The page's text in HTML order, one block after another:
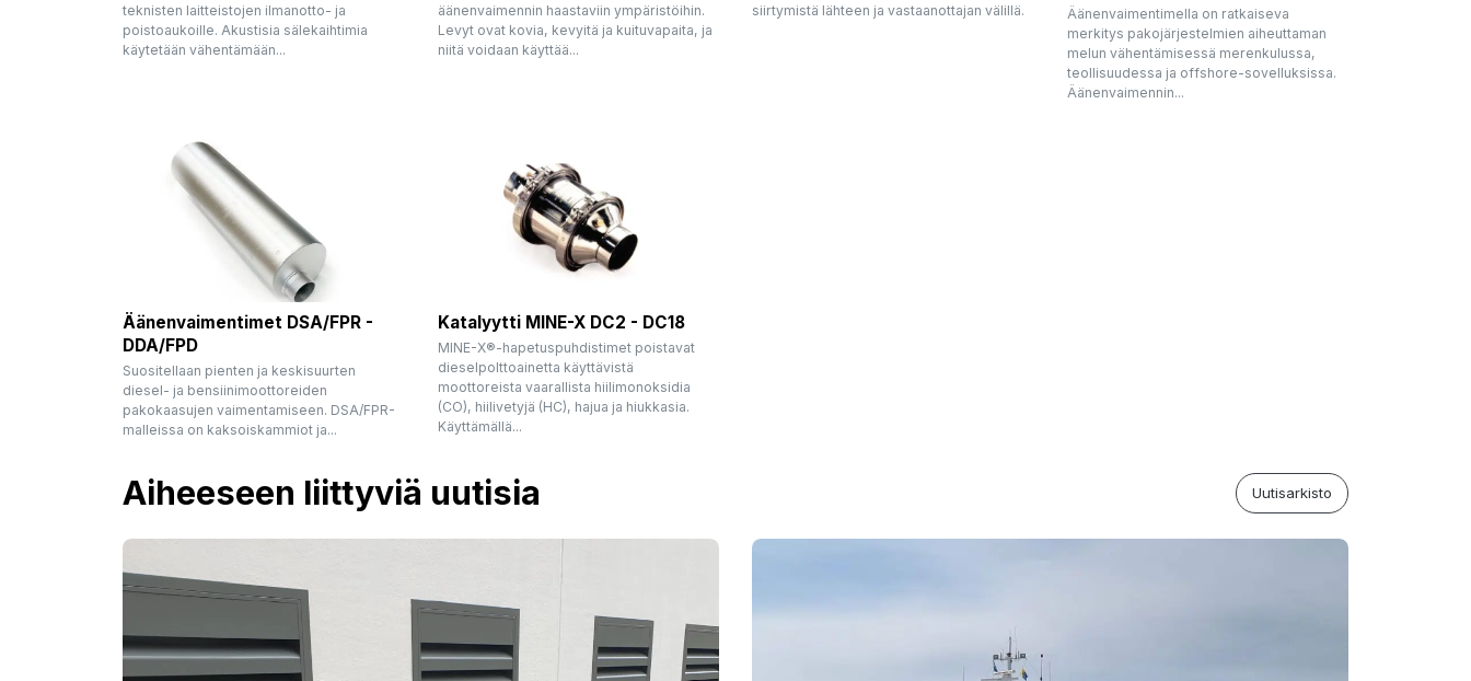
teknisten laitteistojen ilmanotto- ja
poistoaukoille. Akustisia sälekaihtimia
käytetään vähentämään...
äänenvaimennin haastaviin ympäristöihin.
Levyt ovat kovia, kevyitä ja kuituvapaita, ja
niitä voidaan käyttää...
siirtymistä lähteen ja vastaanottajan välillä.
Äänenvaimentimella on ratkaiseva
merkitys pakojärjestelmien aiheuttaman
melun vähentämisessä merenkulussa,
teollisuudessa ja offshore-sovelluksissa.
Äänenvaimennin...
Äänenvaimentimet DSA/FPR -
DDA/FPD
Suositellaan pienten ja keskisuurten
diesel- ja bensiinimoottoreiden
pakokaasujen vaimentamiseen. DSA/FPR-
malleissa on kaksoiskammiot ja...
Katalyytti MINE-X DC2 - DC18
MINE-X®-hapetuspuhdistimet poistavat
dieselpolttoainetta käyttävistä
moottoreista vaarallista hiilimonoksidia
(CO), hiilivetyjä (HC), hajua ja hiukkasia.
Käyttämällä...
Aiheeseen liittyviä uutisia Uutisarkisto